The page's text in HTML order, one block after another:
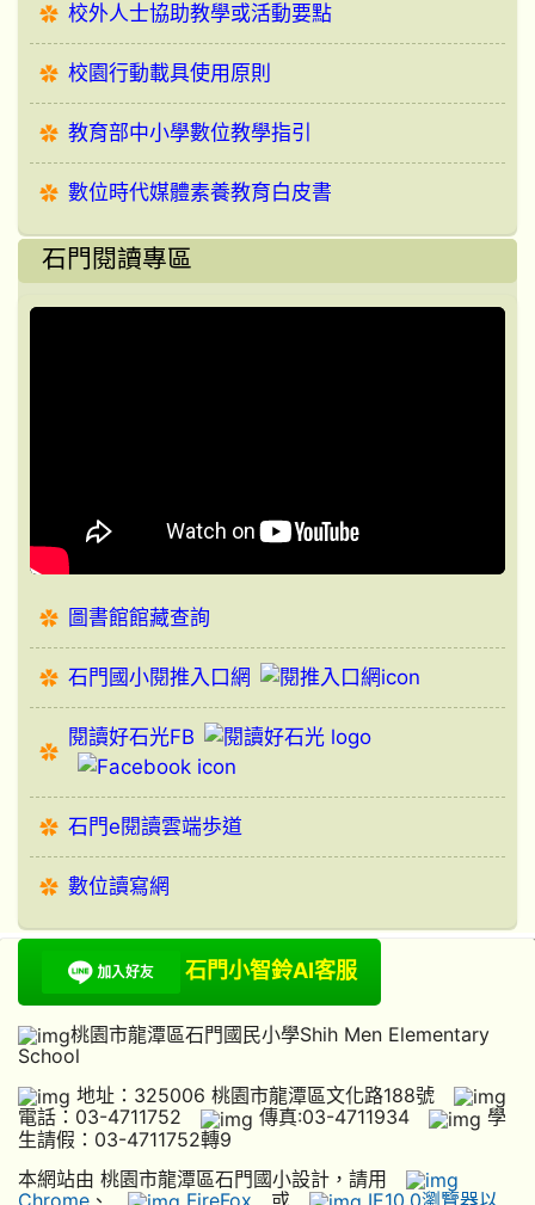
校外人士協助教學或活動要點
校園行動載具使用原則
教育部中小學數位教學指引
數位時代媒體素養教育白皮書
石門閱讀專區
圖書館館藏查詢
石門國小閱推入口網
閱讀好石光FB
石門e閱讀雲端歩道
數位讀寫網
石門小智鈴AI客服
桃園市龍潭區石門國民小學Shih Men Elementary
School
地址：325006 桃園市龍潭區文化路188號
電話：03-4711752
傳真:03-4711934
學
生請假：03-4711752轉9
本網站由 桃園市龍潭區石門國小設計，請用
Chrome 、 FireFox 或
IE10.0瀏覽器以